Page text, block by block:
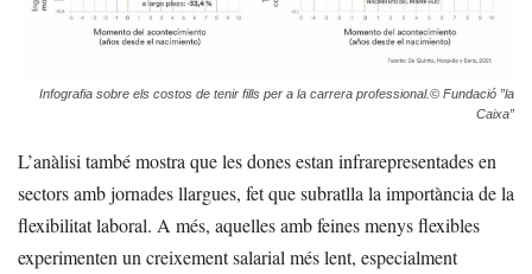
Infografia sobre els costos de tenir fills per a la carrera professional.© Fundació ”la
Caixa”
L’anàlisi també mostra que les dones estan infrarepresentades en
sectors amb jornades llargues, fet que subratlla la importància de la
flexibilitat laboral. A més, aquelles amb feines menys flexibles
experimenten un creixement salarial més lent, especialment